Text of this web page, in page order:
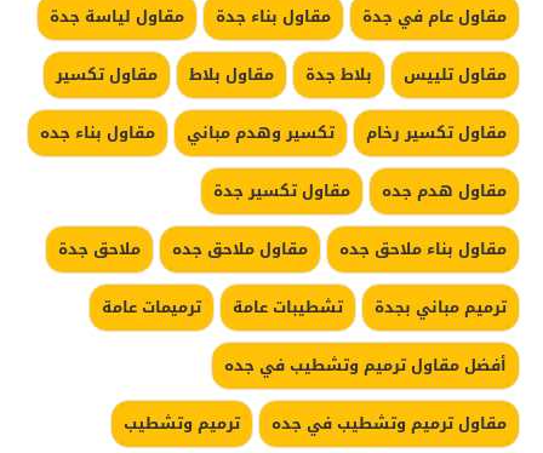
مقاول عام في جدة
مقاول بناء جدة
مقاول لياسة جدة
مقاول تلييس
بلاط جدة مقاول بلاط
مقاول تكسير
مقاول تكسير رخام
تكسير وهدم مباني
مقاول بناء جده
مقاول هدم جده
مقاول تكسير جدة
مقاول بناء ملاحق جده
مقاول ملاحق جده
ملاحق جدة
ترميم مباني بجدة
تشطيبات عامة
ترميمات عامة
أفضل مقاول ترميم وتشطيب في جده
مقاول ترميم وتشطيب في جده
ترميم وتشطيب